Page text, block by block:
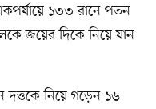
১৩৩ রানে পতন
জয়ের দিকে নিয়ে যান
দত্তকে নিয়ে গড়েন ১৬